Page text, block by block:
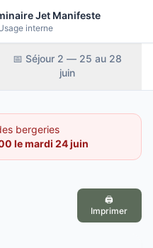
Jet Manifeste
interne
📅 Séjour 2 — 25 au 28
juin
bergeries
le mardi 24 juin
🖨️
Imprimer